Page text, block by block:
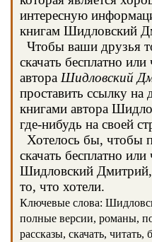
интересную
книгам Шидловский
Чтобы ваши друзья
скачать бесплатно
автора Шидловский
проставить ссылку на
книгами автора
где-нибудь на своей
Хотелось бы, чтобы
скачать бесплатно
Шидловский
то, что хотели.
Ключевые слова:
полные версии, романы,
рассказы, скачать, читать,